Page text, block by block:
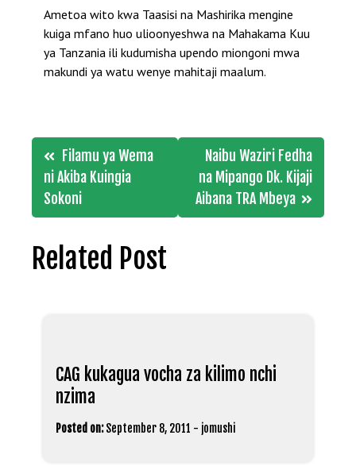
Ametoa wito kwa Taasisi na Mashirika mengine
kuiga mfano huo ulioonyeshwa na Mahakama Kuu
ya Tanzania ili kudumisha upendo miongoni mwa
makundi ya watu wenye mahitaji maalum.
Post
navigation
Filamu ya Wema
ni Akiba Kuingia
Sokoni
Naibu Waziri Fedha
na Mipango Dk. Kijaji
Aibana TRA Mbeya
Related Post
CAG kukagua vocha za kilimo nchi
nzima
Posted on: September 8, 2011 - jomushi